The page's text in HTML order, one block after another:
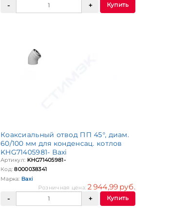
Купить
Коаксиальный отвод ПП 45°, диам.
60/100 мм для конденсац. котлов
KHG71405981- Baxi
Артикул: KHG71405981-
Код:8000038341
Марка: Baxi
Розничная цена:2 944,99 руб.
Купить